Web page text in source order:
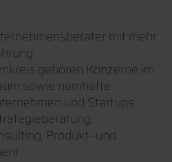
mit mehr
gehören Konzerne im
sowie namhafte
und Startups
Produkt- und